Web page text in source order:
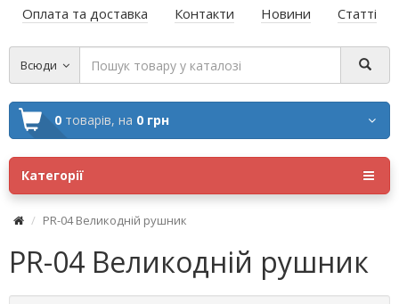
Оплата та доставка Контакти Новини Статті
Всюди
0 товарів, на 0 грн
Категорії
PR-04 Великодній рушник
PR-04 Великодній рушник